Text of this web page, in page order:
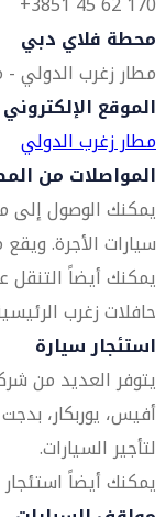
محطة فلاي دبي
مطار زغرب الدولي
الموقع الإلكتروني
مطار زغرب الدولي
المواصلات من
يمكنك الوصول إلى
سيارات الأجرة.
يمكنك أيضاً
حافلات زغرب الرئيسية في
استئجار سيارة
يتوفر العديد من
أفيس، يوربكار،
لتأجير السيارات.
يمكنك أيضاً